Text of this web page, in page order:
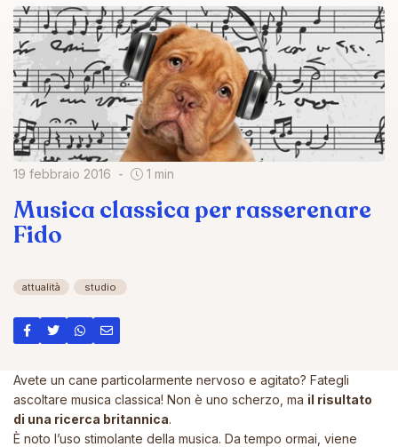
19 febbraio 2016 1 min
Musica classica per rasserenare
Fido
attualità studio
Avete un cane particolarmente nervoso e agitato? Fategli
ascoltare musica classica! Non è uno scherzo, ma il risultato
di una ricerca britannica.
È noto l’uso stimolante della musica. Da tempo ormai, viene